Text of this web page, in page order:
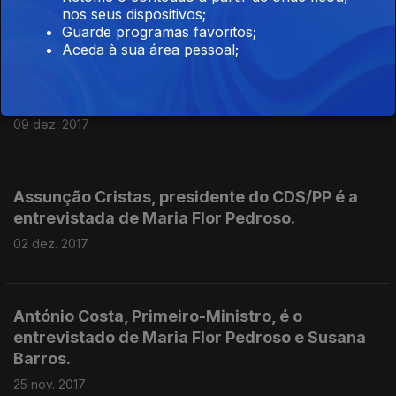
16 dez. 2017
09 dez. 2017
Assunção Cristas, presidente do CDS/PP é a
entrevistada de Maria Flor Pedroso.
02 dez. 2017
António Costa, Primeiro-Ministro, é o
entrevistado de Maria Flor Pedroso e Susana
Barros.
25 nov. 2017
nos seus dispositivos;
Guarde programas favoritos;
Aceda à sua área pessoal;